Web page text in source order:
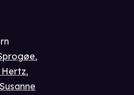
,
,
Susanne